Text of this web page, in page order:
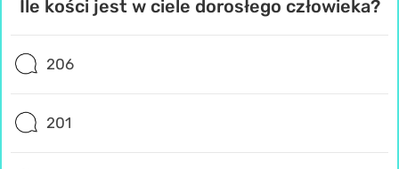
Ile kości jest w ciele dorosłego człowieka?
206
201